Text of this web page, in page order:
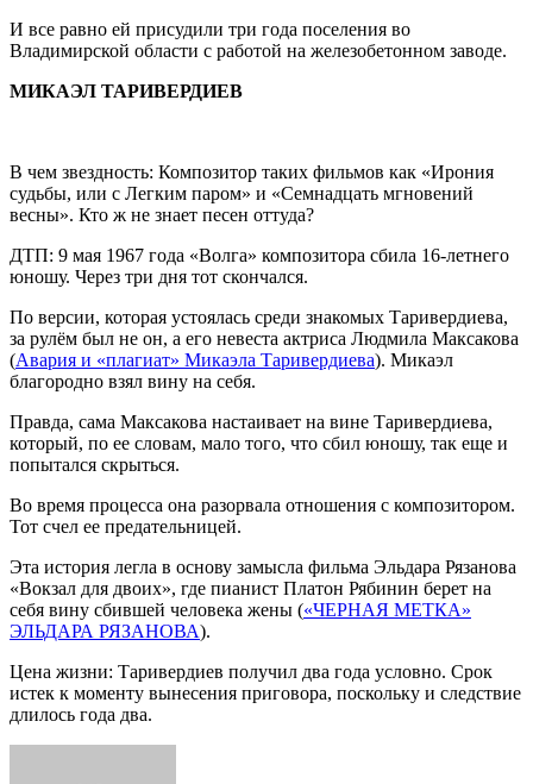
И все равно ей присудили три года поселения во
Владимирской области с работой на железобетонном заводе.
МИКАЭЛ ТАРИВЕРДИЕВ
В чем звездность: Композитор таких фильмов как «Ирония
судьбы, или с Легким паром» и «Семнадцать мгновений
весны». Кто ж не знает песен оттуда?
ДТП: 9 мая 1967 года «Волга» композитора сбила 16-летнего
юношу. Через три дня тот скончался.
По версии, которая устоялась среди знакомых Таривердиева,
за рулём был не он, а его невеста актриса Людмила Максакова
(Авария и «плагиат» Микаэла Таривердиева). Микаэл
благородно взял вину на себя.
Правда, сама Максакова настаивает на вине Таривердиева,
который, по ее словам, мало того, что сбил юношу, так еще и
попытался скрыться.
Во время процесса она разорвала отношения с композитором.
Тот счел ее предательницей.
Эта история легла в основу замысла фильма Эльдара Рязанова
«Вокзал для двоих», где пианист Платон Рябинин берет на
себя вину сбившей человека жены («ЧЕРНАЯ МЕТКА»
ЭЛЬДАРА РЯЗАНОВА).
Цена жизни: Таривердиев получил два года условно. Срок
истек к моменту вынесения приговора, поскольку и следствие
длилось года два.